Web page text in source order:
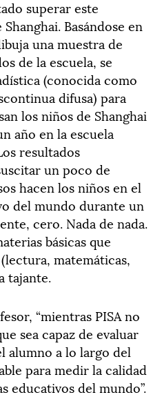
superar este
Basándose en
una muestra de
de la escuela, se
(conocida como
difusa) para
los niños de Shanghai
año en la escuela
resultados
un poco de
hacen los niños en el
del mundo durante un
cero. Nada de nada.
básicas que
matemáticas,
tajante.
“mientras PISA no
sea capaz de evaluar
alumno a lo largo del
para medir la calidad
educativos del mundo”.